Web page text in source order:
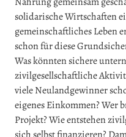
solidarische Wirtschaften
gemeinschaftliches Leben
schon für diese
Was könnten sichere
zivilgesellschaftliche
viele Neulandgewinner
eigenes Einkommen? Wer
Projekt? Wie entstehen